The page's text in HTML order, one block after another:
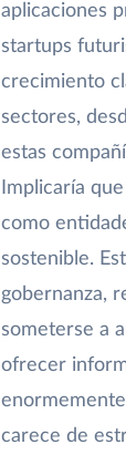
aplicaciones
startups
crecimiento
sectores,
estas
Implicaría
como
sostenible.
gobernanza,
someterse a
ofrecer
carece de